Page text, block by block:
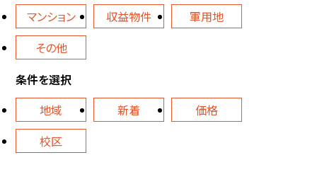
マンション
収益物件
軍用地
その他
条件を選択
地域
新着
価格
校区